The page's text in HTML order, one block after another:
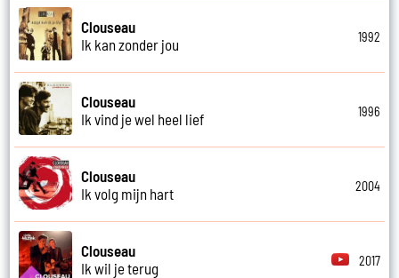
Clouseau
Ik kan zonder jou
1992
Clouseau
Ik vind je wel heel lief
1996
Clouseau
Ik volg mijn hart
2004
Clouseau
Ik wil je terug
2017